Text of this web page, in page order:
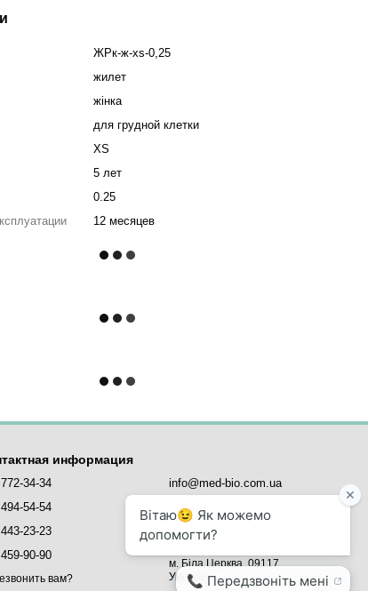
ЖРк-ж-xs-0,25
жилет
жінка
для грудной клетки
XS
5 лет
0.25
12 месяцев
информация
34-34
54-54
23-23
90-90
вам?
info@med-bio.com.ua
MED-BIO - медичне обладнання,
вул. Млинова, 5,
м. Біла Церква, 09117
Україна